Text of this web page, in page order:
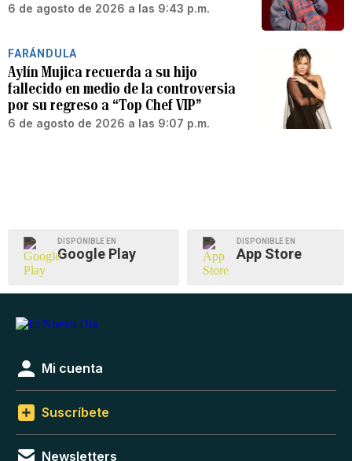
6 de agosto de 2026 a las 9:43 p.m.
FARÁNDULA
Aylín Mujica recuerda a su hijo
fallecido en medio de la controversia
por su regreso a “Top Chef VIP”
6 de agosto de 2026 a las 9:07 p.m.
DISPONIBLE EN
Google Play
DISPONIBLE EN
App Store
Mi cuenta
Suscríbete
Newsletters